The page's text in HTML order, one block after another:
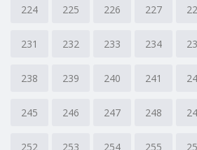
224 225 226 227
231 232 233 234
238 239 240 241
245 246 247 248
252 253 254 255